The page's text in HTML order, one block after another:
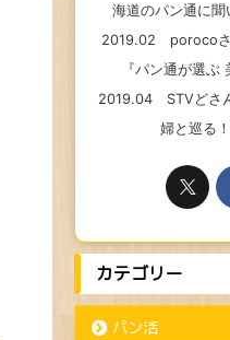
海道のパン通に聞
2019.02 porocoさ
『パン通が選ぶ
2019.04 STVどさ
婦と巡る
カテゴリー
パン活